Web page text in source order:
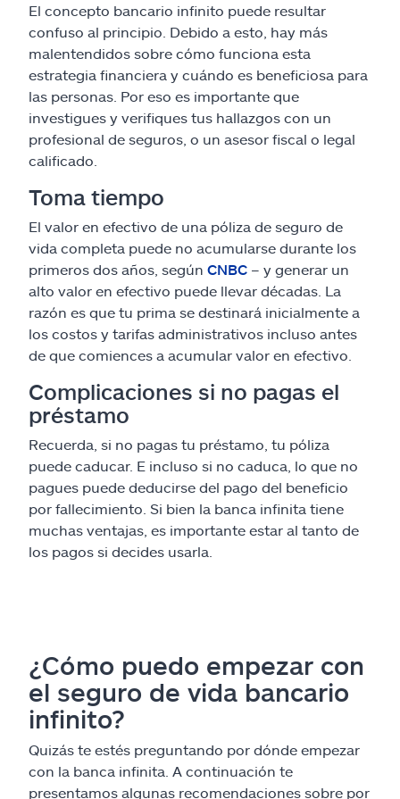
El concepto bancario infinito puede resultar
confuso al principio. Debido a esto, hay más
malentendidos sobre cómo funciona esta
estrategia financiera y cuándo es beneficiosa para
las personas. Por eso es importante que
investigues y verifiques tus hallazgos con un
profesional de seguros, o un asesor fiscal o legal
calificado.
Toma tiempo
El valor en efectivo de una póliza de seguro de
vida completa puede no acumularse durante los
primeros dos años, según CNBC – y generar un
alto valor en efectivo puede llevar décadas. La
razón es que tu prima se destinará inicialmente a
los costos y tarifas administrativos incluso antes
de que comiences a acumular valor en efectivo.
Complicaciones si no pagas el
préstamo
Recuerda, si no pagas tu préstamo, tu póliza
puede caducar. E incluso si no caduca, lo que no
pagues puede deducirse del pago del beneficio
por fallecimiento. Si bien la banca infinita tiene
muchas ventajas, es importante estar al tanto de
los pagos si decides usarla.
¿Cómo puedo empezar con
el seguro de vida bancario
infinito?
Quizás te estés preguntando por dónde empezar
con la banca infinita. A continuación te
presentamos algunas recomendaciones sobre por